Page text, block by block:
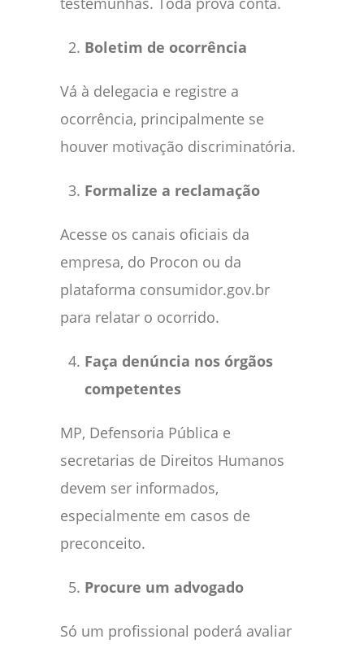
Boletim de ocorrência
Vá à delegacia e registre a
ocorrência, principalmente se
houver motivação discriminatória.
Formalize a reclamação
Acesse os canais oficiais da
empresa, do Procon ou da
plataforma consumidor.gov.br
para relatar o ocorrido.
Faça denúncia nos órgãos
competentes
MP, Defensoria Pública e
secretarias de Direitos Humanos
devem ser informados,
especialmente em casos de
preconceito.
Procure um advogado
Só um profissional poderá avaliar